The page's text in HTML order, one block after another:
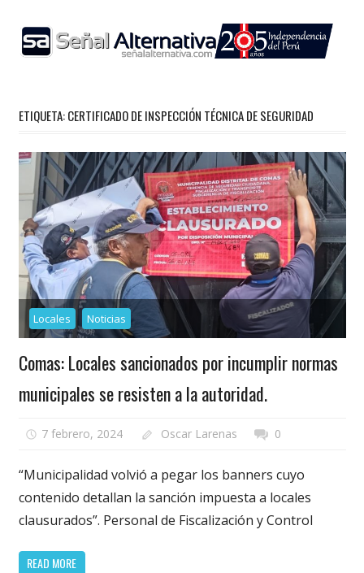
content
ETIQUETA:CERTIFICADO DE INSPECCIÓN TÉCNICA DE SEGURIDAD
Locales Noticias
Comas: Locales sancionados por incumplir normas
municipales se resisten a la autoridad.
7 febrero, 2024 Oscar Larenas 0
“Municipalidad volvió a pegar los banners cuyo
contenido detallan la sanción impuesta a locales
clausurados”. Personal de Fiscalización y Control
READ MORE